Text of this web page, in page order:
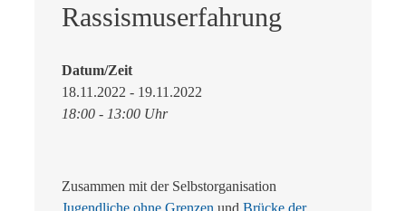
Rassismuserfahrung
Datum/Zeit
18.11.2022 - 19.11.2022
18:00 - 13:00 Uhr
Zusammen mit der Selbstorganisation
Jugendliche ohne Grenzen und Brücke der